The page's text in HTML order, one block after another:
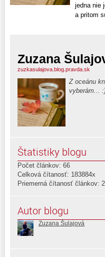
jedna nie
a pritom
Zuzana
zuzkasulajova.blog.pravda.sk
Z oceánu
vyberám...
Štatistiky blogu
Počet článkov: 66
Celková čítanosť: 183884x
Priemerná čítanosť článkov:
Autor blogu
Zuzana Šulajová